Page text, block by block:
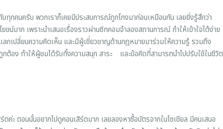
ทุกคนครับ พวกเราก็เคยมีประสบการณ์ถูกโกงมาก่อนเหมือนกัน เลยยิ่งรู้สึกว่า
น์มาก เพราะนำเสนอเรื่องราวผ่านซิทคอมจำลองสถานการณ์ ทำให้เข้าใจได้ง่าย
กเปลี่ยนความคิดเห็น และมีผู้เชี่ยวชาญด้านกฎหมายมาร่วมให้ความรู้ รวมถึง
ต้อง ทำให้ผู้ชมได้รับทั้งความสนุก สาระ และข้อคิดที่สามารถนำไปปรับใช้ในชีวิต
ค่ะ ตอนนั้นอยากไปดูคอนเสิร์ตมาก เลยลองหาซื้อบัตรจากในโซเชียล มีคนเสนอ